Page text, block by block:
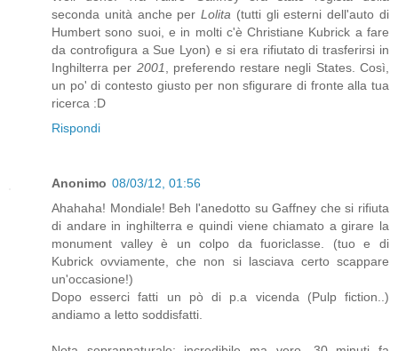
seconda unità anche perLolita (tutti gli esterni dell'auto di
Humbert sono suoi, e in molti c'è Christiane Kubrick a fare
da controfigura a Sue Lyon) e si era rifiutato di trasferirsi in
Inghilterra per 2001 , preferendo restare negli States. Così,
un po' di contesto giusto per non sfigurare di fronte alla tua
ricerca :D
Rispondi
Anonimo 08/03/12, 01:56
Ahahaha! Mondiale! Beh l'anedotto su Gaffney che si rifiuta
di andare in inghilterra e quindi viene chiamato a girare la
monument valley è un colpo da fuoriclasse. (tuo e di
Kubrick ovviamente, che non si lasciava certo scappare
un'occasione!)
Dopo esserci fatti un pò di p.a vicenda (Pulp fiction..)
andiamo a letto soddisfatti.